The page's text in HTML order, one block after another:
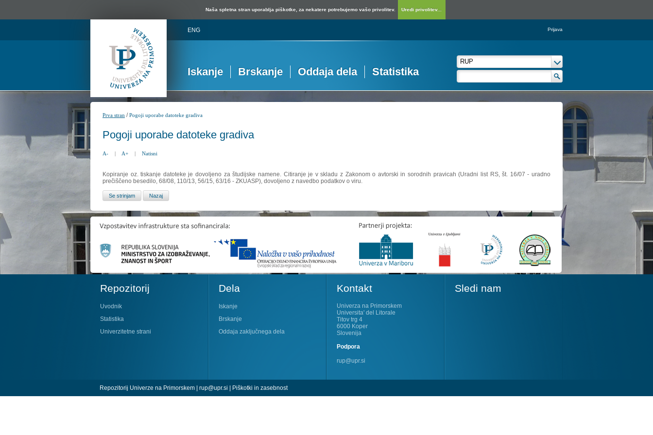
Naša spletna stran uporablja piškotke, za nekatere potrebujemo vašo privolitev. Uredi privolitev...
ENG Prijava
Iskanje Brskanje Oddaja dela Statistika
Prva stran /Pogoji uporabe datoteke gradiva
Pogoji uporabe datoteke gradiva
A- | A+ | Natisni
Kopiranje oz. tiskanje datoteke je dovoljeno za študijske namene. Citiranje je v skladu z Zakonom o avtorski in sorodnih pravicah (Uradni list RS, št. 16/07 - uradno
prečiščeno besedilo, 68/08, 110/13, 56/15, 63/16 - ZKUASP), dovoljeno z navedbo podatkov o viru.
Repozitorij
Uvodnik
Statistika
Univerzitetne strani
Dela
Iskanje
Brskanje
Oddaja zaključnega dela
Kontakt
Univerza na Primorskem
Universita' del Litorale
Titov trg 4
6000 Koper
Slovenija
Podpora
rup@upr.si
Sledi nam
Repozitorij Univerze na Primorskem | rup@upr.si | Piškotki in zasebnost